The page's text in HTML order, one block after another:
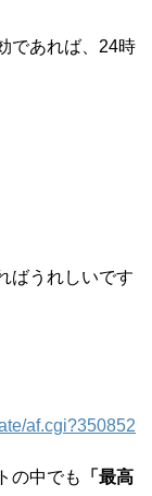
であれば、24時
ばうれしいです
af.cgi?350852
の中でも
「最高